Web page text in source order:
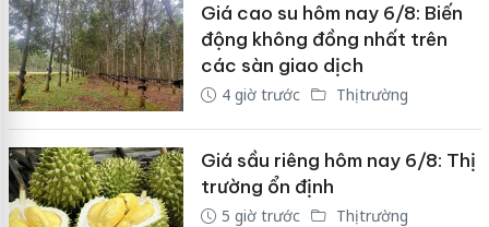
Giá cao su hôm nay 6/8: Biến
động không đồng nhất trên
các sàn giao dịch
4 giờ trước Thị trường
Giá sầu riêng hôm nay 6/8: Thị
trường ổn định
5 giờ trước Thị trường